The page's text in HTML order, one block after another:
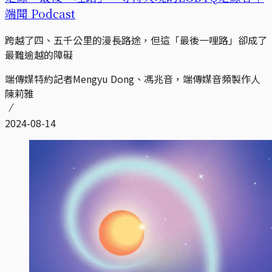
端聞 Podcast
跨越了四、五千公里的漫長路途，但這「最後一哩路」卻成了
最難逾越的障礙
端傳媒特約記者Mengyu Dong、馮兆音，端傳媒音頻製作人
陳莉雅
2024-08-14